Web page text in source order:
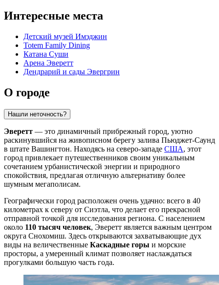
Интересные места
Детский музей Имэджин
Totem Family Dining
Катана Суши
Арена Эверетт
Дендрарий и сады Эвергрин
О городе
Нашли неточность?
Эверетт — это динамичный прибрежный город, уютно
раскинувшийся на живописном берегу залива Пьюджет-Саунд
в штате Вашингтон. Находясь на северо-западе США, этот
город привлекает путешественников своим уникальным
сочетанием урбанистической энергии и природного
спокойствия, предлагая отличную альтернативу более
шумным мегаполисам.
Географически город расположен очень удачно: всего в 40
километрах к северу от Сиэтла, что делает его прекрасной
отправной точкой для исследования региона. С населением
около 110 тысяч человек, Эверетт является важным центром
округа Снохомиш. Здесь открываются захватывающие дух
виды на величественные Каскадные горы и морские
просторы, а умеренный климат позволяет наслаждаться
прогулками большую часть года.